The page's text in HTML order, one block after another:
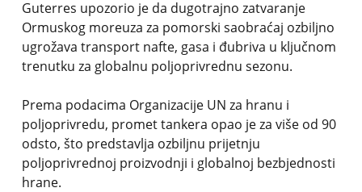
Guterres upozorio je da dugotrajno zatvaranje
Ormuskog moreuza za pomorski saobraćaj ozbiljno
ugrožava transport nafte, gasa i đubriva u ključnom
trenutku za globalnu poljoprivrednu sezonu.
Prema podacima Organizacije UN za hranu i
poljoprivredu, promet tankera opao je za više od 90
odsto, što predstavlja ozbiljnu prijetnju
poljoprivrednoj proizvodnji i globalnoj bezbjednosti
hrane.